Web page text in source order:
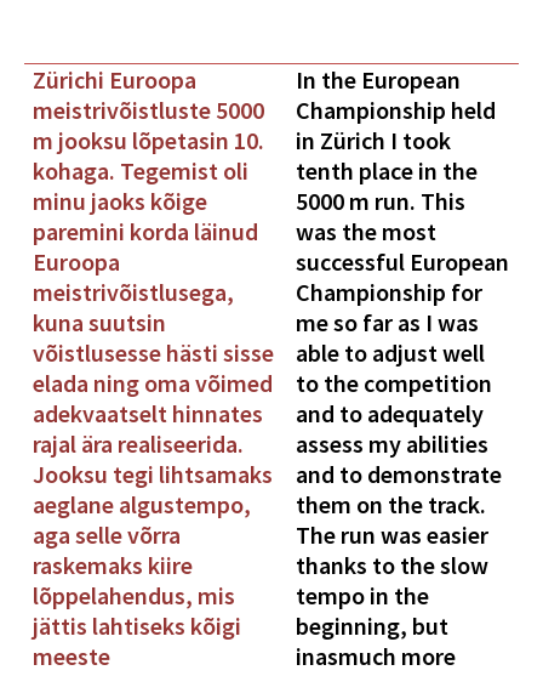
Zürichi Euroopa
meistrivõistluste 5000
m jooksu lõpetasin 10.
kohaga. Tegemist oli
minu jaoks kõige
paremini korda läinud
Euroopa
meistrivõistlusega,
kuna suutsin
võistlusesse hästi sisse
elada ning oma võimed
adekvaatselt hinnates
rajal ära realiseerida.
Jooksu tegi lihtsamaks
aeglane algustempo,
aga selle võrra
raskemaks kiire
lõppelahendus, mis
jättis lahtiseks kõigi
meeste
In the European
Championship held
in Zürich I took
tenth place in the
5000 m run. This
was the most
successful European
Championship for
me so far as I was
able to adjust well
to the competition
and to adequately
assess my abilities
and to demonstrate
them on the track.
The run was easier
thanks to the slow
tempo in the
beginning, but
inasmuch more